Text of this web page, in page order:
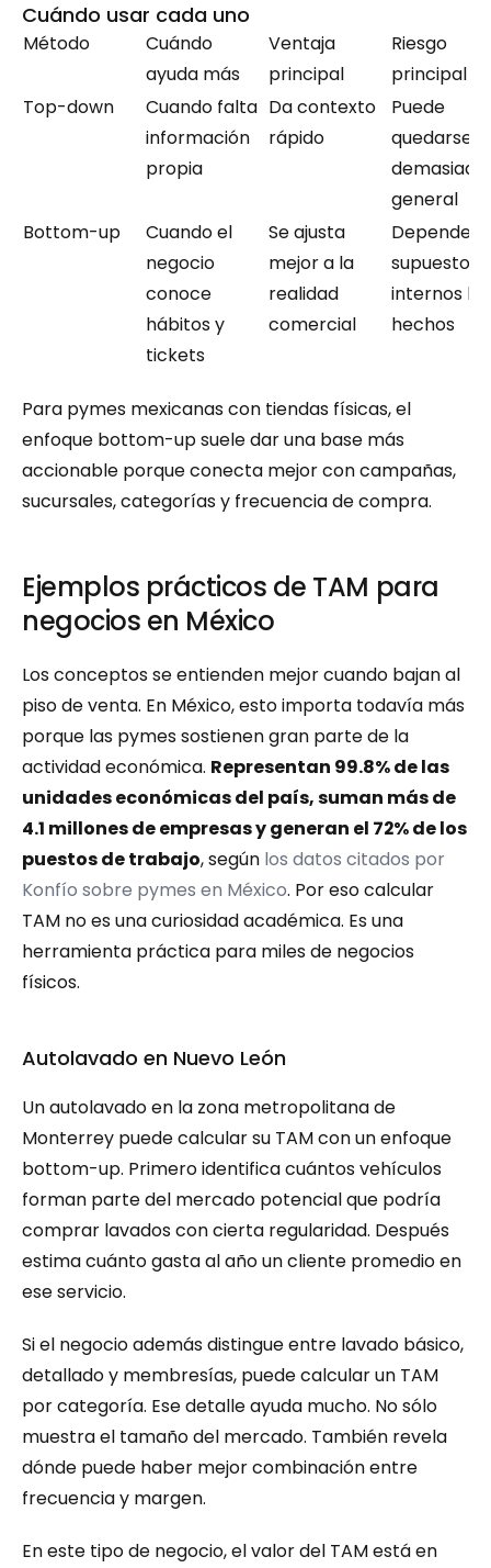
Cuándo usar cada uno
Método
Cuándo
ayuda más
Ventaja
principal
Riesgo
principal
Top-down
Cuando falta
información
propia
Da contexto
rápido
Puede
quedarse
demasiado
general
Bottom-up
Cuando el
negocio
conoce
hábitos y
tickets
Se ajusta
mejor a la
realidad
comercial
Depende
supuestos
internos
hechos
Para pymes mexicanas con tiendas físicas, el
enfoque bottom-up suele dar una base más
accionable porque conecta mejor con campañas,
sucursales, categorías y frecuencia de compra.
Ejemplos prácticos de TAM para
negocios en México
Los conceptos se entienden mejor cuando bajan al
piso de venta. En México, esto importa todavía más
porque las pymes sostienen gran parte de la
actividad económica. Representan 99.8% de las
unidades económicas del país, suman más de
4.1 millones de empresas y generan el 72% de los
puestos de trabajo, según los datos citados por
Konfío sobre pymes en México. Por eso calcular
TAM no es una curiosidad académica. Es una
herramienta práctica para miles de negocios
físicos.
Autolavado en Nuevo León
Un autolavado en la zona metropolitana de
Monterrey puede calcular su TAM con un enfoque
bottom-up. Primero identifica cuántos vehículos
forman parte del mercado potencial que podría
comprar lavados con cierta regularidad. Después
estima cuánto gasta al año un cliente promedio en
ese servicio.
Si el negocio además distingue entre lavado básico,
detallado y membresías, puede calcular un TAM
por categoría. Ese detalle ayuda mucho. No sólo
muestra el tamaño del mercado. También revela
dónde puede haber mejor combinación entre
frecuencia y margen.
En este tipo de negocio, el valor del TAM está en